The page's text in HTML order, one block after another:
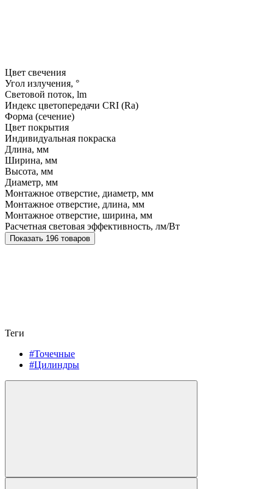
Цвет свечения
Угол излучения, °
Световой поток, lm
Индекс цветопередачи CRI (Ra)
Форма (сечение)
Цвет покрытия
Индивидуальная покраска
Длина, мм
Ширина, мм
Высота, мм
Диаметр, мм
Монтажное отверстие, диаметр, мм
Монтажное отверстие, длина, мм
Монтажное отверстие, ширина, мм
Расчетная световая эффективность, лм/Вт
Показать 196 товаров
Теги
#Точечные
#Цилиндры